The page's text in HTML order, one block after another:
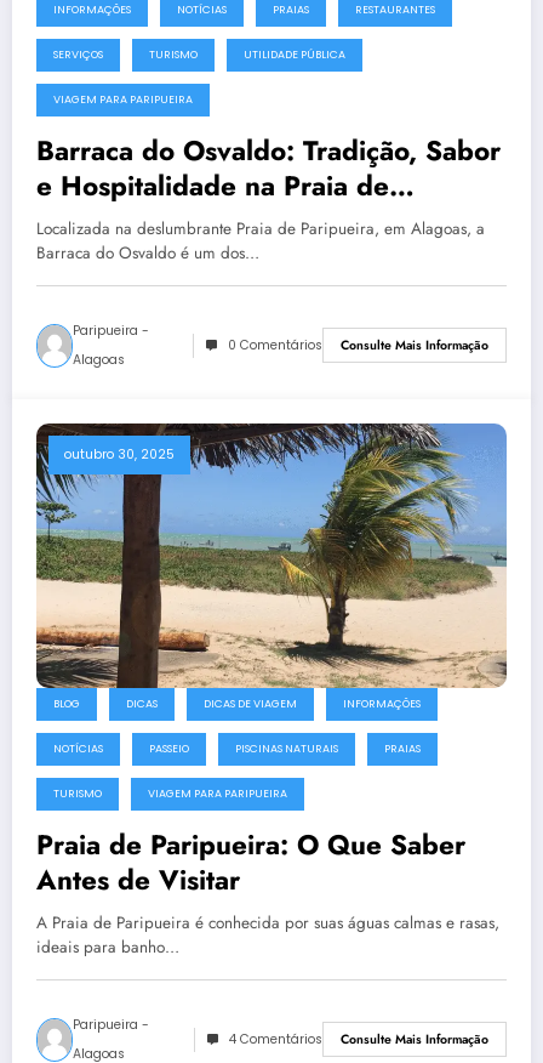
INFORMAÇÕES NOTÍCIAS PRAIAS RESTAURANTES
SERVIÇOS TURISMO UTILIDADE PÚBLICA
VIAGEM PARA PARIPUEIRA
Barraca do Osvaldo: Tradição, Sabor
e Hospitalidade na Praia de
Paripueira
Localizada na deslumbrante Praia de Paripueira, em Alagoas, a
Barraca do Osvaldo é um dos…
Paripueira -
Alagoas
0 Comentários Consulte Mais Informação
outubro 30, 2025
BLOG DICAS DICAS DE VIAGEM INFORMAÇÕES
NOTÍCIAS PASSEIO PISCINAS NATURAIS PRAIAS
TURISMO VIAGEM PARA PARIPUEIRA
Praia de Paripueira: O Que Saber
Antes de Visitar
A Praia de Paripueira é conhecida por suas águas calmas e rasas,
ideais para banho…
Paripueira -
Alagoas
4 Comentários Consulte Mais Informação